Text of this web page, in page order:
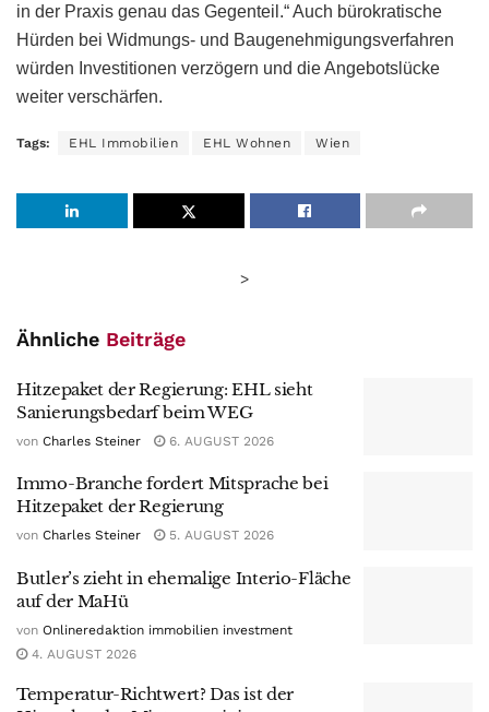
in der Praxis genau das Gegenteil.“ Auch bürokratische
Hürden bei Widmungs- und Baugenehmigungsverfahren
würden Investitionen verzögern und die Angebotslücke
weiter verschärfen.
Tags: EHL Immobilien EHL Wohnen Wien
>
Ähnliche Beiträge
Hitzepaket der Regierung: EHL sieht
Sanierungsbedarf beim WEG
von Charles Steiner 6. AUGUST 2026
Immo-Branche fordert Mitsprache bei
Hitzepaket der Regierung
von Charles Steiner 5. AUGUST 2026
Butler’s zieht in ehemalige Interio-Fläche
auf der MaHü
von Onlineredaktion immobilien investment
4. AUGUST 2026
Temperatur-Richtwert? Das ist der